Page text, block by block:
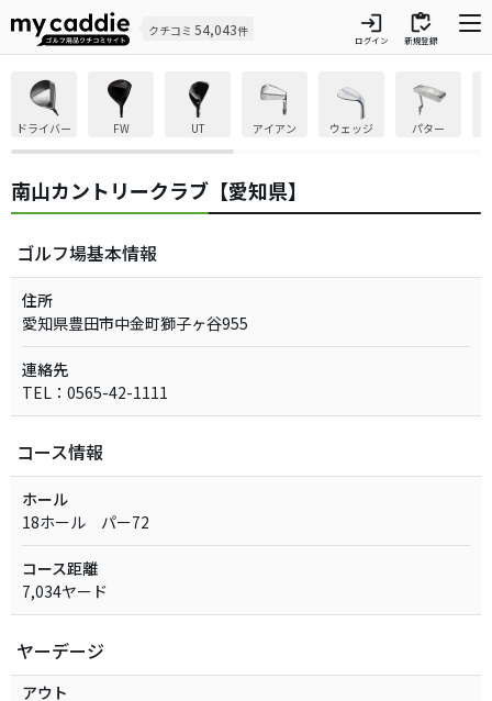
クチコミ 54,043件 login
ログイン
inventory
新規登録
ドライバー FW UT アイアン ウェッジ パター
南山カントリークラブ【愛知県】
ゴルフ場基本情報
住所
愛知県豊田市中金町獅子ヶ谷955
連絡先
TEL：0565-42-1111
コース情報
ホール
18ホール パー72
コース距離
7,034ヤード
ヤーデージ
アウト